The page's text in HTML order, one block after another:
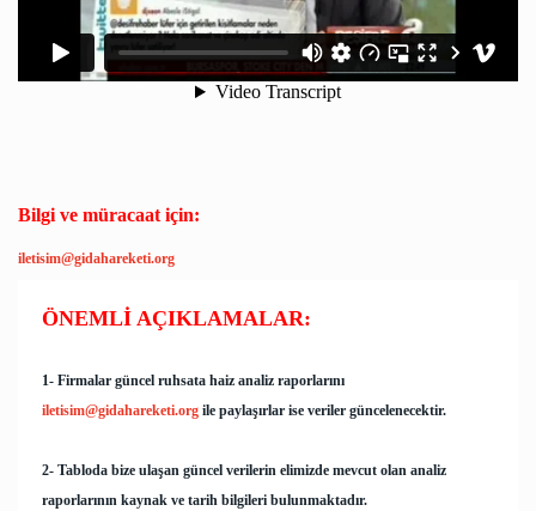
Bilgi ve müracaat için:
iletisim@gidahareketi.org
ÖNEMLİ AÇIKLAMALAR:
1- Firmalar güncel ruhsata haiz analiz raporlarını
iletisim@gidahareketi.org ile paylaşırlar ise veriler güncelenecektir.
2- Tabloda bize ulaşan güncel verilerin elimizde mevcut olan analiz
raporlarının kaynak ve tarih bilgileri bulunmaktadır.